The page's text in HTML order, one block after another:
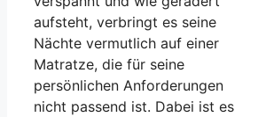
aufsteht, verbringt es seine
Nächte vermutlich auf einer
Matratze, die für seine
persönlichen Anforderungen
nicht passend ist. Dabei ist es